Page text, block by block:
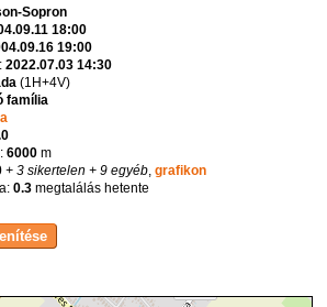
Sopron
18:00
19:00
2022.07.03 14:30
(1H+4V)
família
6000 m
+ 3 sikertelen + 9 egyéb,grafikon
0.3 megtalálás hetente